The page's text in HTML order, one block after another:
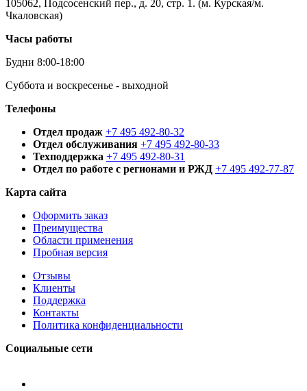
105062, Подсосенский пер., д. 20, стр. 1. (м. Курская/м.
Чкаловская)
Часы работы
Будни 8:00-18:00
Суббота и воскресенье - выходной
Телефоны
Отдел продаж +7 495 492-80-32
Отдел обслуживания +7 495 492-80-33
Техподдержка +7 495 492-80-31
Отдел по работе с регионами и РЖД +7 495 492-77-87
Карта сайта
Оформить заказ
Преимущества
Области применения
Пробная версия
Отзывы
Клиенты
Поддержка
Контакты
Политика конфиденциальности
Социальные сети